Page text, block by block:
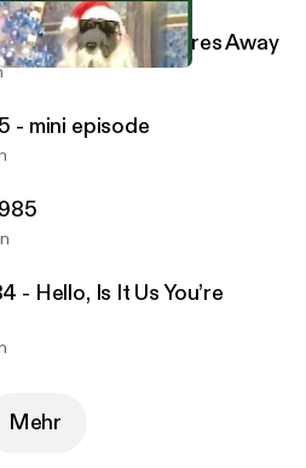
- Dance Your Cares Away
- mini episode
- Hello, Is It Us You’re
Mehr